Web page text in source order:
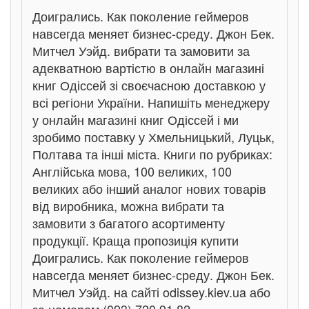
Доигрались. Как поколение геймеров
навсегда меняет бизнес-среду. Джон Бек.
Митчел Уэйд. вибрати та замовити за
адекватною вартістю в онлайн магазині
книг Одіссей зі своєчасною доставкою у
всі регіони України. Напишіть менеджеру
у онлайн магазині книг Одіссей і ми
зробимо поставку у Хмельницький, Луцьк,
Полтава та інші міста. Книги по рубриках:
Англійська мова, 100 великих, 100
великих або інший аналог нових товарів
від виробника, можна вибрати та
замовити з багатого асортименту
продукції. Краща пропозиція купити
Доигрались. Как поколение геймеров
навсегда меняет бизнес-среду. Джон Бек.
Митчел Уэйд. на сайті odissey.kiev.ua або